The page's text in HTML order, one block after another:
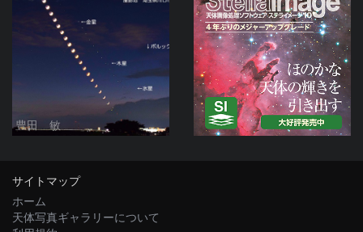
豊田 敏
サイトマップ
ホーム
天体写真ギャラリーについて